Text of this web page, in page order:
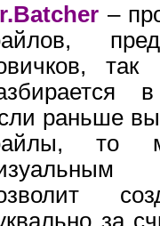
–
раньше вы
то
за